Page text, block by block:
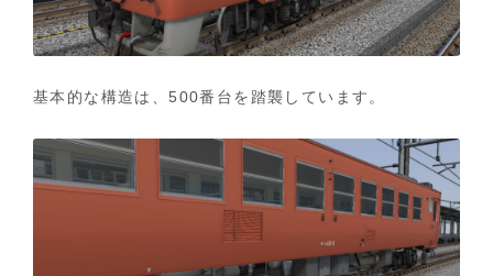
基本的な構造は、500番台を踏襲しています。